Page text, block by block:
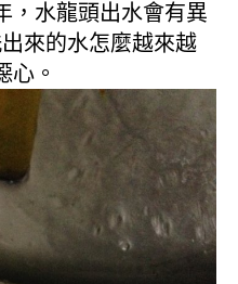
，水龍頭出水會有異
來的水怎麼越來越
心。